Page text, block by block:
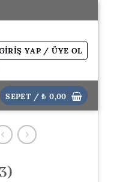
YAP / ÜYE OL
SEPET /₺0,00